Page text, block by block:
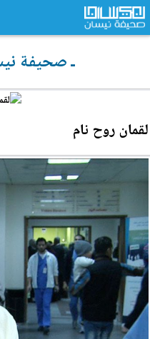
ـ صحيفة
لقمان روح نام